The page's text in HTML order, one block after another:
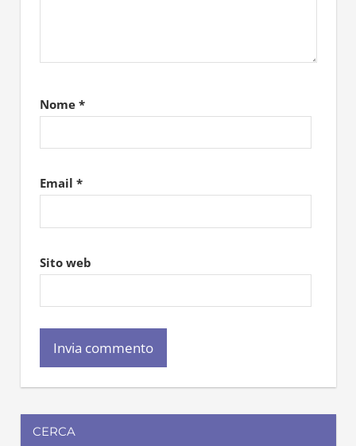
Nome *
Email *
Sito web
CERCA